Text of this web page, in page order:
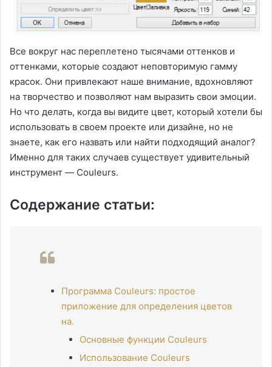
Все вокруг нас переплетено тысячами оттенков и
оттенками, которые создают неповторимую гамму
красок. Они привлекают наше внимание, вдохновляют
на творчество и позволяют нам выразить свои эмоции.
Но что делать, когда вы видите цвет, который хотели бы
использовать в своем проекте или дизайне, но не
знаете, как его назвать или найти подходящий аналог?
Именно для таких случаев существует удивительный
инструмент — Couleurs.
Содержание статьи:
Программа Couleurs: простое
приложение для определения цветов
на.
Основные функции Couleurs
Использование Couleurs